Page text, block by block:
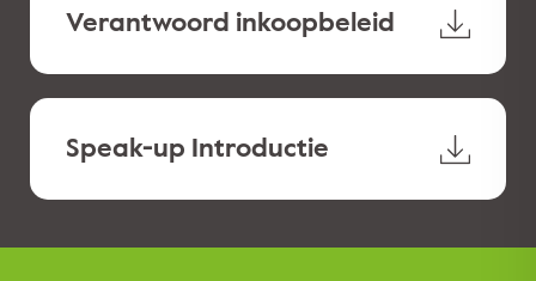
Verantwoord inkoopbeleid
Speak-up Introductie